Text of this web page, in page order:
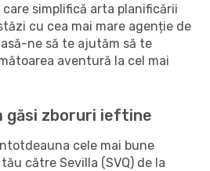
simplifică arta planificării
cu cea mai mare agenție de
ne să te ajutăm să te
aventură la cel mai
zboruri ieftine
cele mai bune
către Sevilla (SVQ) de la